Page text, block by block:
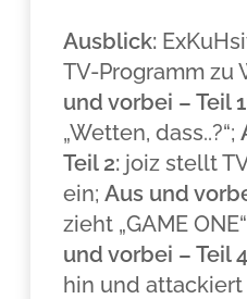
Ausblick:
TV-Programm zu
und vorbei – Teil
„Wetten, dass..?“;
Teil 2: joiz stellt
ein;Aus und
zieht „GAME
und vorbei – Teil
hin und